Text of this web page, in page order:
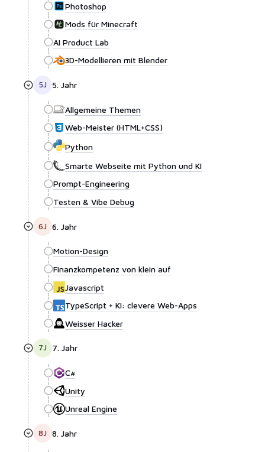
Photoshop
Mods für Minecraft
AI Product Lab
3D-Modellieren mit Blender
5J 5. Jahr
Allgemeine Themen
Web-Meister (HTML+CSS)
Python
Smarte Webseite mit Python und KI
Prompt-Engineering
Testen & Vibe Debug
6J 6. Jahr
Motion-Design
Finanzkompetenz von klein auf
Javascript
TypeScript + KI: clevere Web-Apps
Weisser Hacker
7J 7. Jahr
C#
Unity
Unreal Engine
8J 8. Jahr